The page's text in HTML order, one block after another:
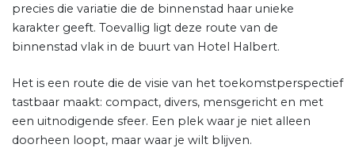
precies die variatie die de binnenstad haar unieke
karakter geeft. Toevallig ligt deze route van de
binnenstad vlak in de buurt van Hotel Halbert.
Het is een route die de visie van het toekomstperspectief
tastbaar maakt: compact, divers, mensgericht en met
een uitnodigende sfeer. Een plek waar je niet alleen
doorheen loopt, maar waar je wilt blijven.